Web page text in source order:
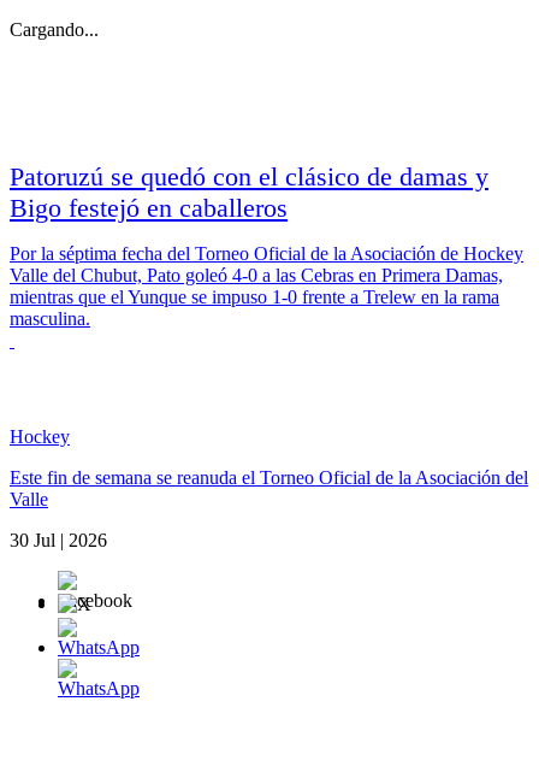
Cargando...
Patoruzú se quedó con el clásico de damas y
Bigo festejó en caballeros
Por la séptima fecha del Torneo Oficial de la Asociación de Hockey
Valle del Chubut, Pato goleó 4-0 a las Cebras en Primera Damas,
mientras que el Yunque se impuso 1-0 frente a Trelew en la rama
masculina.
Hockey
Este fin de semana se reanuda el Torneo Oficial de la Asociación del
Valle
30 Jul | 2026